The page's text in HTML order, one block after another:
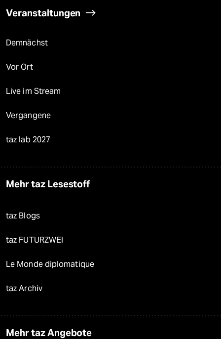
Veranstaltungen
Demnächst
Vor Ort
Live im Stream
Vergangene
taz lab 2027
Mehr taz Lesestoff
taz Blogs
taz FUTURZWEI
Le Monde diplomatique
taz Archiv
Mehr taz Angebote